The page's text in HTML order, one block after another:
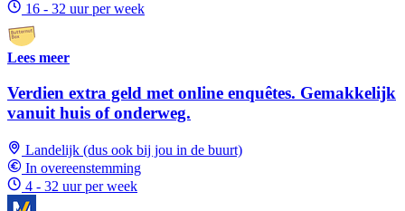
16 - 32 uur per week
Lees meer
Verdien extra geld met online enquêtes. Gemakkelijk
vanuit huis of onderweg.
Landelijk (dus ook bij jou in de buurt)
In overeenstemming
4 - 32 uur per week